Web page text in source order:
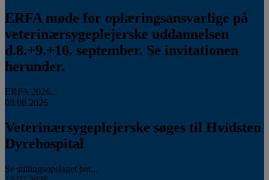
ERFA møde for oplæringsansvarlige på
veterinærsygeplejerske uddannelsen
d.8.+9.+10. september. Se invitationen
herunder.
ERFA 2026...
03.08.2026
Veterinærsygeplejerske søges til Hvidsten
Dyrehospital
Se stillingsopslaget her...